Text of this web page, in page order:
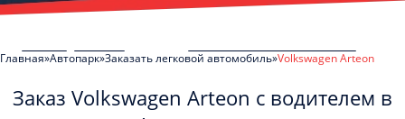
Главная Автопарк Заказать легковой автомобиль Volkswagen Arteon
Заказ Volkswagen Arteon с водителем в